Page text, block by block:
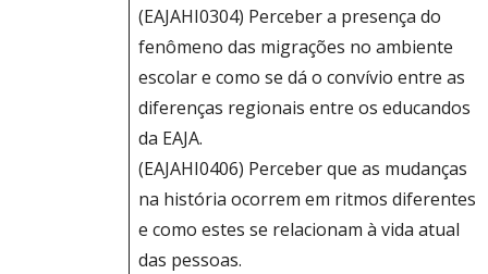
(EAJAHI0304) Perceber a presença do
fenômeno das migrações no ambiente
escolar e como se dá o convívio entre as
diferenças regionais entre os educandos
da EAJA.
(EAJAHI0406) Perceber que as mudanças
na história ocorrem em ritmos diferentes
e como estes se relacionam à vida atual
das pessoas.